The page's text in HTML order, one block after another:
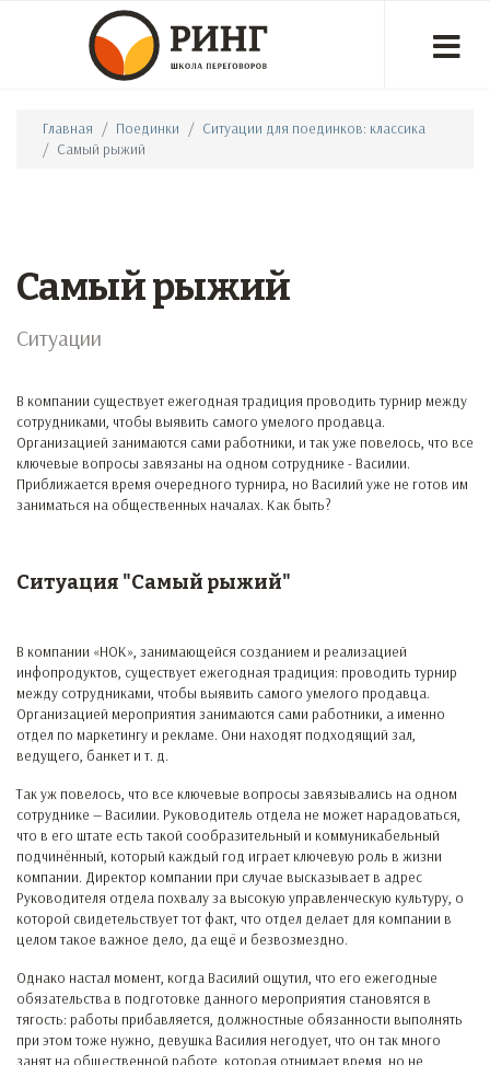
Главная Поединки
Ситуации для поединков: классика
Самый рыжий
Самый рыжий
Ситуации
В компании существует ежегодная традиция проводить турнир между
сотрудниками, чтобы выявить самого умелого продавца.
Организацией занимаются сами работники, и так уже повелось, что все
ключевые вопросы завязаны на одном сотруднике - Василии.
Приближается время очередного турнира, но Василий уже не готов им
заниматься на общественных началах. Как быть?
Ситуация "Самый рыжий"
В компании «НОК», занимающейся созданием и реализацией
инфопродуктов, существует ежегодная традиция: проводить турнир
между сотрудниками, чтобы выявить самого умелого продавца.
Организацией мероприятия занимаются сами работники, а именно
отдел по маркетингу и рекламе. Они находят подходящий зал,
ведущего, банкет и т. д.
Так уж повелось, что все ключевые вопросы завязывались на одном
сотруднике — Василии. Руководитель отдела не может нарадоваться,
что в его штате есть такой сообразительный и коммуникабельный
подчинённый, который каждый год играет ключевую роль в жизни
компании. Директор компании при случае высказывает в адрес
Руководителя отдела похвалу за высокую управленческую культуру, о
которой свидетельствует тот факт, что отдел делает для компании в
целом такое важное дело, да ещё и безвозмездно.
Однако настал момент, когда Василий ощутил, что его ежегодные
обязательства в подготовке данного мероприятия становятся в
тягость: работы прибавляется, должностные обязанности выполнять
при этом тоже нужно, девушка Василия негодует, что он так много
занят на общественной работе, которая отнимает время, но не